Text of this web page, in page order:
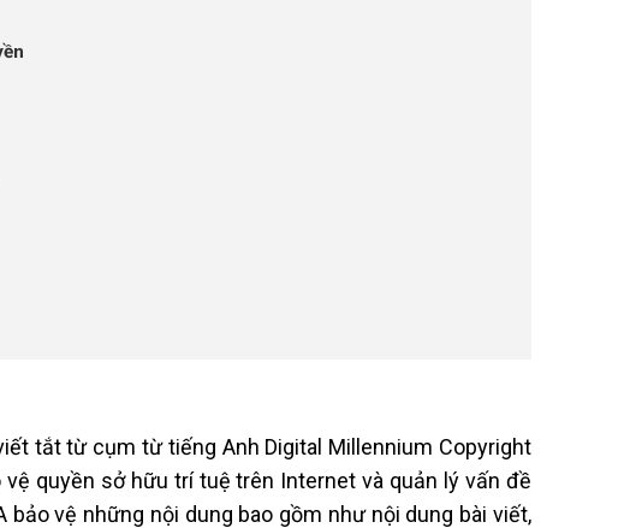
tắt từ cụm từ tiếng Anh Digital Millennium Copyright
quyền sở hữu trí tuệ trên Internet và quản lý vấn đề
vệ những nội dung bao gồm như nội dung bài viết,